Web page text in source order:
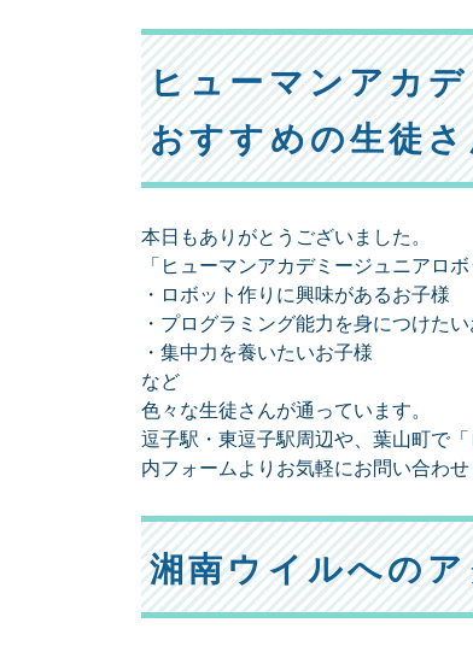
ヒューマンアカ
おすすめの生徒
本日もありがとうございました。
「ヒューマンアカデミージュニアロ
・ロボット作りに興味があるお子様
・プログラミング能力を身につけた
・集中力を養いたいお子様
など
色々な生徒さんが通っています。
逗子駅・東逗子駅周辺や、葉山町で
内フォームよりお気軽にお問い合わせ
湘南ウイルへの